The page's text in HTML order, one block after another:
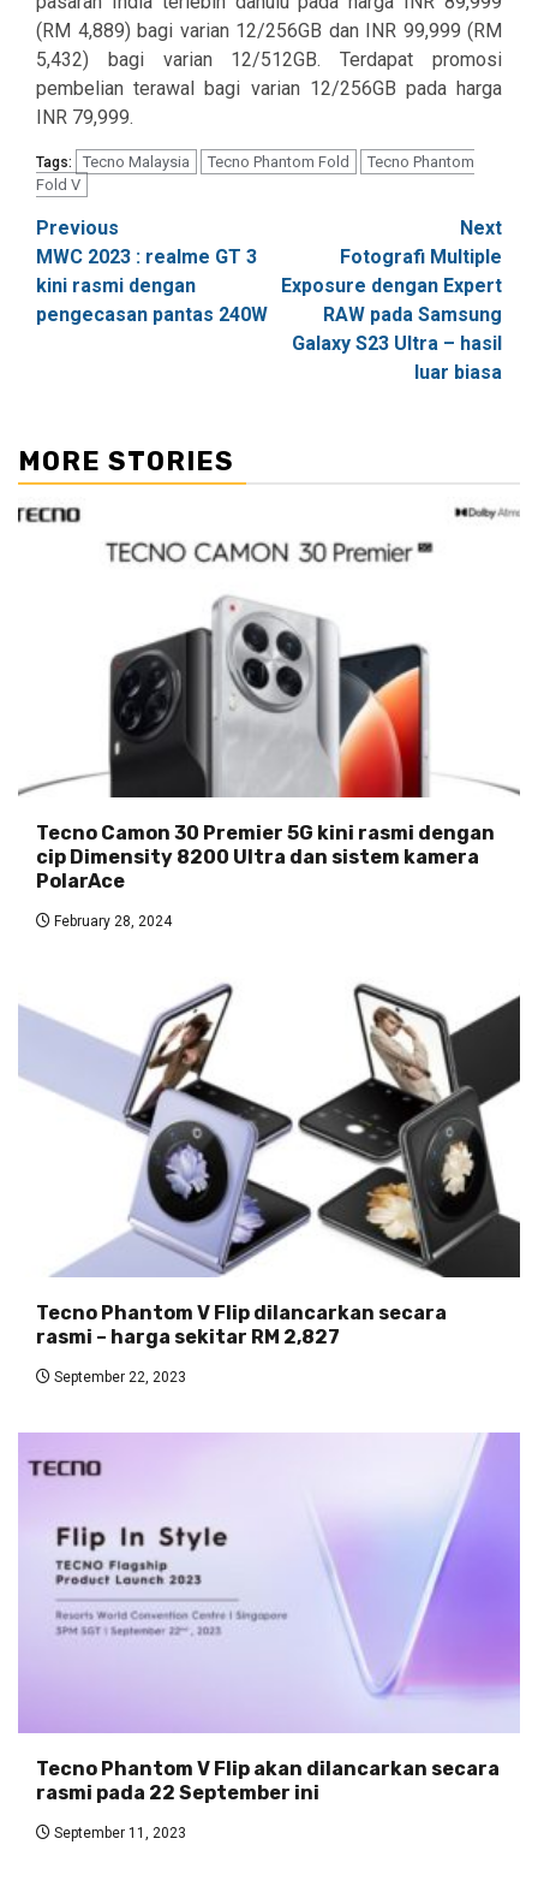
(RM 4,889) bagi varian 12/256GB dan INR 99,999 (RM
5,432) bagi varian 12/512GB. Terdapat promosi
pembelian terawal bagi varian 12/256GB pada harga
INR 79,999.
Tags: Tecno Malaysia Tecno Phantom Fold
Tecno Phantom
Fold V
Post
navigation
Previous
MWC 2023 : realme GT 3
kini rasmi dengan
pengecasan pantas 240W
Next
Fotografi Multiple
Exposure dengan Expert
RAW pada Samsung
Galaxy S23 Ultra – hasil
luar biasa
MORE STORIES
Tecno Camon 30 Premier 5G kini rasmi dengan
cip Dimensity 8200 Ultra dan sistem kamera
PolarAce
February 28, 2024
Tecno Phantom V Flip dilancarkan secara
rasmi – harga sekitar RM 2,827
September 22, 2023
Tecno Phantom V Flip akan dilancarkan secara
rasmi pada 22 September ini
September 11, 2023